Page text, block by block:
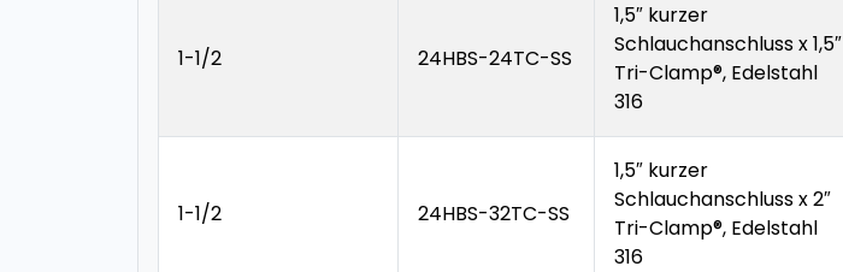
1-1/2 24HBS-24TC-SS
1,5″ kurzer
Schlauchanschluss x 1,5″
Tri-Clamp®, Edelstahl
316
1-1/2 24HBS-32TC-SS
1,5″ kurzer
Schlauchanschluss x 2″
Tri-Clamp®, Edelstahl
316